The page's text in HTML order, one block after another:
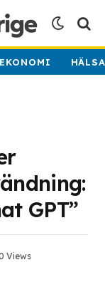
EKONOMI
GPT”
Views